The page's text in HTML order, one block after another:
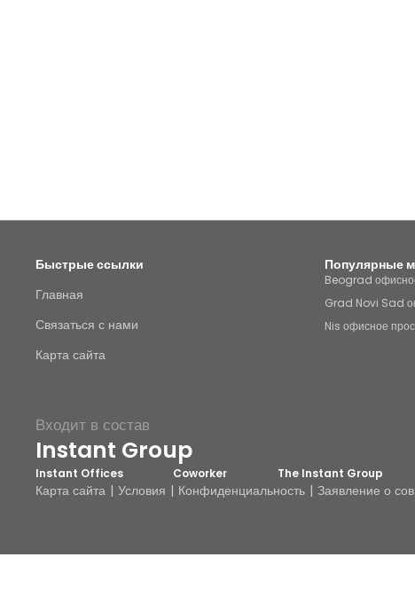
Быстрые ссылки
Главная
Связаться с нами
Карта сайта
Популярные
Beograd
Grad Novi Sad
Nis офисное
Instant Offices Coworker The Instant Group
Входит в состав
Instant Group
Карта сайта Условия Конфиденциальность Заявление о